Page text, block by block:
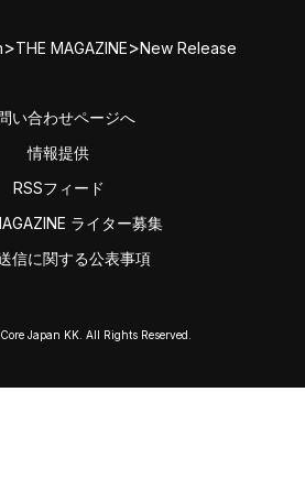
>THE MAGAZINE>New Release
い合わせページへ
情報提供
RSSフィード
ライター募集
信に関する公表事項
Japan KK. All Rights Reserved.